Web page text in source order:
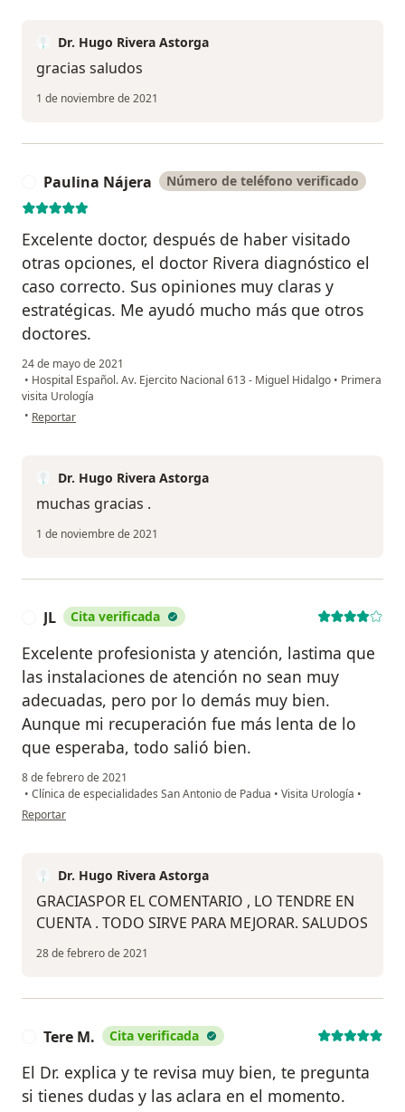
Dr. Hugo Rivera Astorga
gracias saludos
1 de noviembre de 2021
Paulina Nájera Número de teléfono verificado
Excelente doctor, después de haber visitado
otras opciones, el doctor Rivera diagnóstico el
caso correcto. Sus opiniones muy claras y
estratégicas. Me ayudó mucho más que otros
doctores.
24 de mayo de 2021
• Hospital Español. Av. Ejercito Nacional 613 - Miguel Hidalgo • Primera
visita Urología
• en opinión del usuario Paulina Nájera
Reportar
Dr. Hugo Rivera Astorga
muchas gracias .
1 de noviembre de 2021
JL Cita verificada
Excelente profesionista y atención, lastima que
las instalaciones de atención no sean muy
adecuadas, pero por lo demás muy bien.
Aunque mi recuperación fue más lenta de lo
que esperaba, todo salió bien.
8 de febrero de 2021
• Clínica de especialidades San Antonio de Padua • Visita Urología •
en opinión del usuario JL
Reportar
Dr. Hugo Rivera Astorga
GRACIASPOR EL COMENTARIO , LO TENDRE EN
CUENTA . TODO SIRVE PARA MEJORAR. SALUDOS
28 de febrero de 2021
Tere M. Cita verificada
El Dr. explica y te revisa muy bien, te pregunta
si tienes dudas y las aclara en el momento.